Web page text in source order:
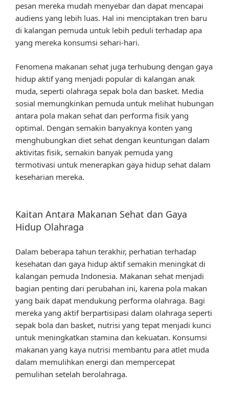
pesan mereka mudah menyebar dan dapat mencapai
audiens yang lebih luas. Hal ini menciptakan tren baru
di kalangan pemuda untuk lebih peduli terhadap apa
yang mereka konsumsi sehari-hari.
Fenomena makanan sehat juga terhubung dengan gaya
hidup aktif yang menjadi popular di kalangan anak
muda, seperti olahraga sepak bola dan basket. Media
sosial memungkinkan pemuda untuk melihat hubungan
antara pola makan sehat dan performa fisik yang
optimal. Dengan semakin banyaknya konten yang
menghubungkan diet sehat dengan keuntungan dalam
aktivitas fisik, semakin banyak pemuda yang
termotivasi untuk menerapkan gaya hidup sehat dalam
keseharian mereka.
Kaitan Antara Makanan Sehat dan Gaya
Hidup Olahraga
Dalam beberapa tahun terakhir, perhatian terhadap
kesehatan dan gaya hidup aktif semakin meningkat di
kalangan pemuda Indonesia. Makanan sehat menjadi
bagian penting dari perubahan ini, karena pola makan
yang baik dapat mendukung performa olahraga. Bagi
mereka yang aktif berpartisipasi dalam olahraga seperti
sepak bola dan basket, nutrisi yang tepat menjadi kunci
untuk meningkatkan stamina dan kekuatan. Konsumsi
makanan yang kaya nutrisi membantu para atlet muda
dalam memulihkan energi dan mempercepat
pemulihan setelah berolahraga.